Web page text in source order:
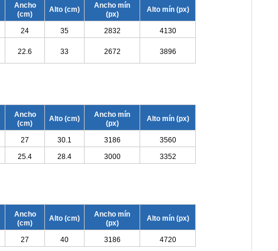
Ancho
(cm)
Alto (cm)
Ancho mín
(px)
Alto mín (px)
24 35 2832
4130
22.6 33 2672 3896
Ancho
(cm)
Alto (cm)
Ancho mín
(px)
Alto mín (px)
27 30.1 3186
3560
25.4 28.4 3000 3352
Ancho
(cm)
Alto (cm)
Ancho mín
(px)
Alto mín (px)
27 40 3186 4720